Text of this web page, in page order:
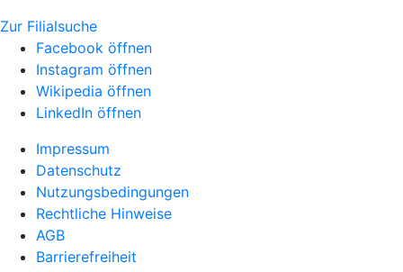
Zur Filialsuche
Facebook öffnen
Instagram öffnen
Wikipedia öffnen
LinkedIn öffnen
Impressum
Datenschutz
Nutzungsbedingungen
Rechtliche Hinweise
AGB
Barrierefreiheit